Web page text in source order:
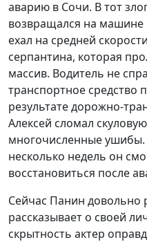
аварию в Сочи. В тот
возвращался на машине
ехал на средней
серпантина, которая
массив. Водитель не
транспортное средство
результате дорожно-
Алексей сломал
многочисленные ушибы.
несколько недель он
восстановиться после
Сейчас Панин довольно
рассказывает о своей
скрытность актер